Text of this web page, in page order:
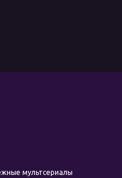
мультсериалы